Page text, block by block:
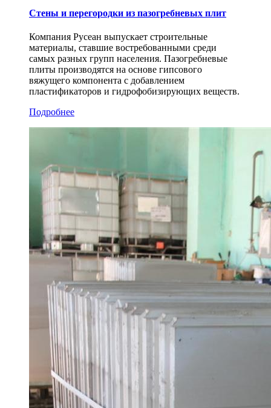
Стены и перегородки из пазогребневых плит
Компания Русеан выпускает строительные
материалы, ставшие востребованными среди
самых разных групп населения. Пазогребневые
плиты производятся на основе гипсового
вяжущего компонента с добавлением
пластификаторов и гидрофобизирующих веществ.
Подробнее